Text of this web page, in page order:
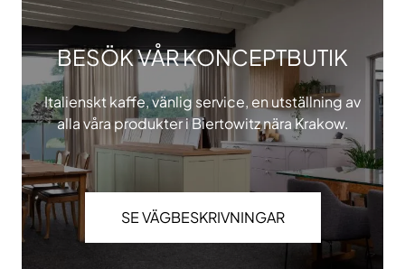
BESÖK VÅR KONCEPTBUTIK
Italienskt kaffe, vänlig service, en utställning av
alla våra produkter i Biertowitz nära Krakow.
SE VÄGBESKRIVNINGAR